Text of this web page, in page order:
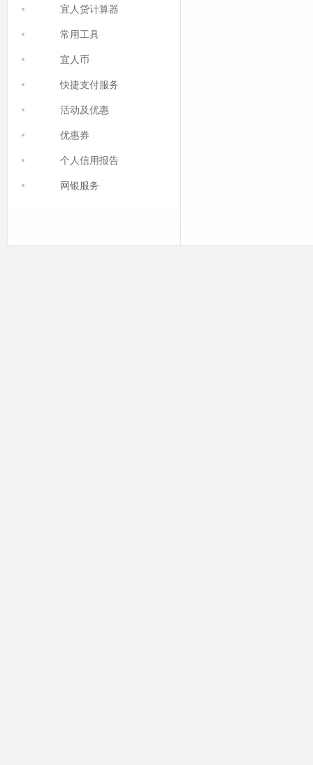
宜人贷计算器
常用工具
宜人币
快捷支付服务
活动及优惠
优惠券
个人信用报告
网银服务